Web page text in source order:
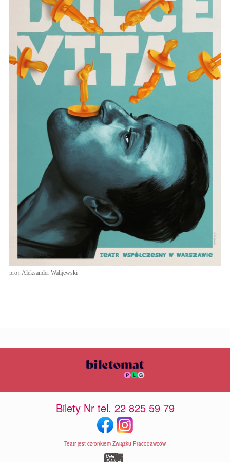
proj. Aleksander Walijewski
Bilety Nr tel. 22 825 59 79
Teatr jest członkiem Związku Pracodawców